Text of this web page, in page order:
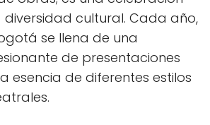
cultural. Cada año,
se llena de una
de presentaciones
esencia de diferentes estilos